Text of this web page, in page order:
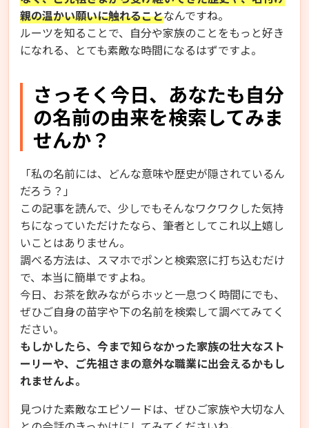
親の温かい願いに触れることなんですね。
ルーツを知ることで、自分や家族のことをもっと好き
になれる、とても素敵な時間になるはずですよ。
さっそく今日、あなたも自分
の名前の由来を検索してみま
せんか？
「私の名前には、どんな意味や歴史が隠されているん
だろう？」
この記事を読んで、少しでもそんなワクワクした気持
ちになっていただけたなら、筆者としてこれ以上嬉し
いことはありません。
調べる方法は、スマホでポンと検索窓に打ち込むだけ
で、本当に簡単ですよね。
今日、お茶を飲みながらホッと一息つく時間にでも、
ぜひご自身の苗字や下の名前を検索して調べてみてく
ださい。
もしかしたら、今まで知らなかった家族の壮大なスト
ーリーや、ご先祖さまの意外な職業に出会えるかもし
れませんよ。
見つけた素敵なエピソードは、ぜひご家族や大切な人